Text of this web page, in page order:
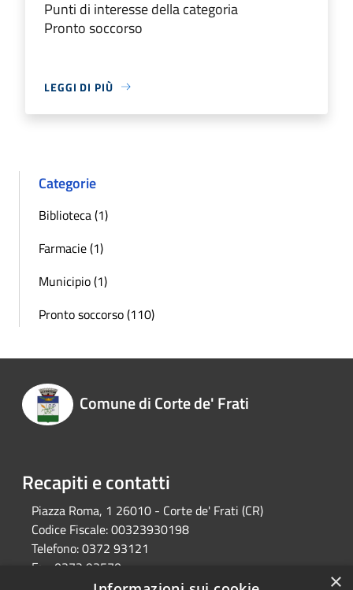
Punti di interesse della categoria
Pronto soccorso
LEGGI DI PIÙ
Categorie
Biblioteca (1)
Farmacie (1)
Municipio (1)
Pronto soccorso (110)
Comune di Corte de' Frati
Recapiti e contatti
Piazza Roma, 1 26010 - Corte de' Frati (CR)
Codice Fiscale:00323930198
Telefono:0372 93121
Fax:
0372 93570
info@comune.cortedefrati.cr.it ×